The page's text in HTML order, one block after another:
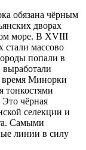
обязана чёрным
дворах
море. В XVIII
стали массово
попали в
выработали
время Минорки
тонкостями
чёрная
селекции и
Самыми
линии в силу